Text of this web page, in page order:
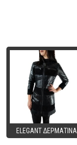
ELEGANT ΔΕΡΜΑΤΙΝΑ